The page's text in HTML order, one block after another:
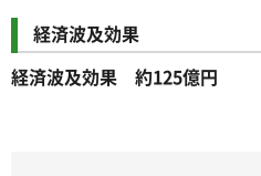
経済波及効果
経済波及効果 約125億円